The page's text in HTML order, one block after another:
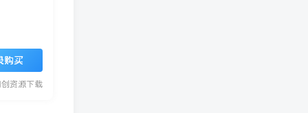
购买
资源下载